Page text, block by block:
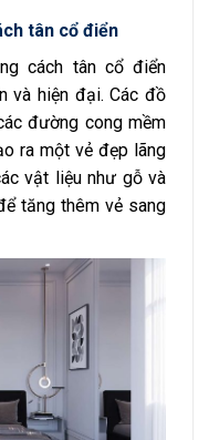
tân cổ điển
cách tân cổ điển
và hiện đại. Các đồ
đường cong mềm
ra một vẻ đẹp lãng
vật liệu như gỗ và
tăng thêm vẻ sang